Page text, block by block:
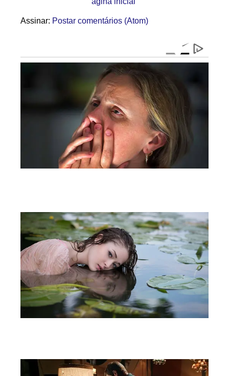
Assinar: Postar comentários (Atom)